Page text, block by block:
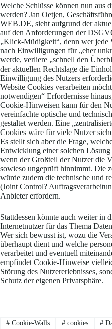
Welche Schlüsse können nun aus
werden? Jan Oetjen,
WEB.DE, sieht aufgrund der
auf den Anforderungen der
„Klick-Müdigkeit“, denn wer jede
nach Einwilligungen für „eher
werde, verliere „schnell den
der aktuellen Rechtslage die
Einwilligung des Nutzers
Website Cookies verarbeiten
notwendigen“ Erfordernisse
Cookie-Hinweisen kann für den
vereinfachte optische und
gestaltet werden. Eine
Cookies wäre für viele Nutzer
Es stellt sich aber die Frage,
Entwicklung einer solchen Lösung
wenn der Großteil der Nutzer die
sowieso ungeprüft hinnimmt. Die
würde zudem die technische und
(Joint Control?
Anbieter erfordern.
Stattdessen könnte auch weiter in
Internetnutzer für das Thema
Wer sich bewusst ist, wozu die
überhaupt dient und welche
verarbeitet und eventuell
empfindet Cookie-Hinweise
Störung des Nutzererlebnisses,
Schutz der eigenen Privatsphäre.
#Cookie-Walls #cookies #